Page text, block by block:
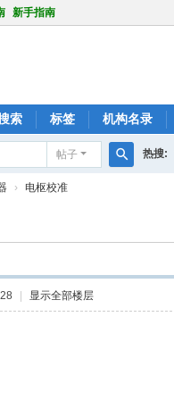
新手指南
索 标签 机构名录
帖子 热搜:
› 电枢校准
显示全部楼层